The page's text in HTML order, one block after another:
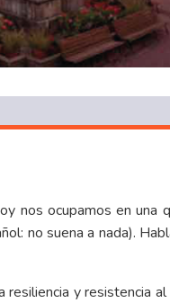
nos ocupamos en una
no suena a nada).
resiliencia y resistencia